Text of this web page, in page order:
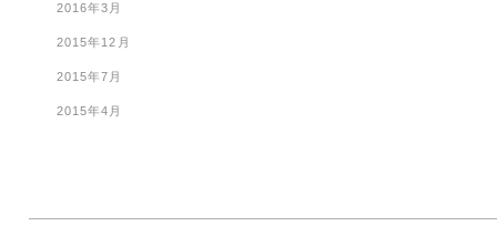
2016年3月
2015年12月
2015年7月
2015年4月